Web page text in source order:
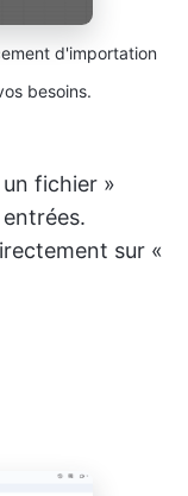
d'importation
besoins.
fichier »
sur «